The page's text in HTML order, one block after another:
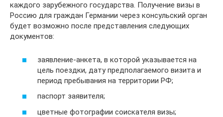
каждого зарубежного государства. Получение визы в
Россию для граждан Германии через консульский орган
будет возможно после представления следующих
документов:
заявление-анкета, в которой указывается на
цель поездки, дату предполагаемого визита и
период пребывания на территории РФ;
паспорт заявителя;
цветные фотографии соискателя визы;